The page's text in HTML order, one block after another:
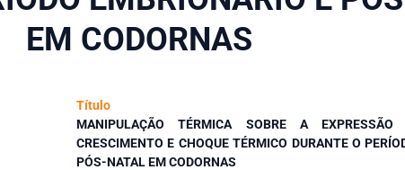
EM CODORNAS
Título
MANIPULAÇÃO TÉRMICA SOBRE A
CRESCIMENTO E CHOQUE TÉRMICO DURANTE O
PÓS-NATAL EM CODORNAS